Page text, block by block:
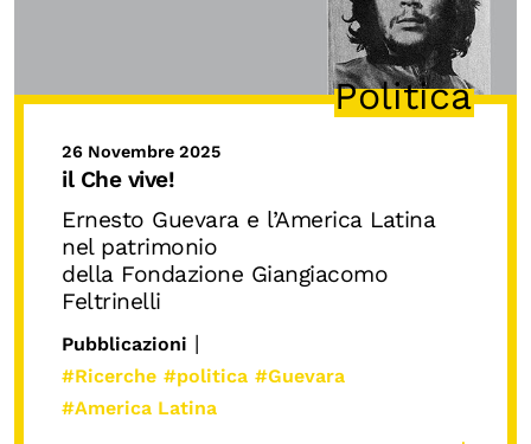
Politica
26 Novembre 2025
il Che vive!
Ernesto Guevara e l’America Latina
nel patrimonio
della Fondazione Giangiacomo
Feltrinelli
Pubblicazioni |
#Ricerche #politica #Guevara
#America Latina